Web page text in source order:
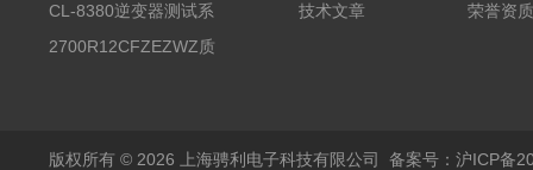
器
CL-8380逆变器测试系
统台
2700R12CFZEZWZ质
技术文章
荣誉资质
版权所有 © 2026 上海骋利电子科技有限公司 备案号：沪ICP备